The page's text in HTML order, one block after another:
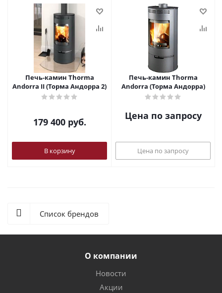
Печь-камин Thorma
Andorra II (Торма Андорра 2)
179 400руб.
В корзину
Печь-камин Thorma
Andorra (Торма Андорра)
Цена по запросу
Цена по запросу
Список брендов
О компании
Новости
Акции